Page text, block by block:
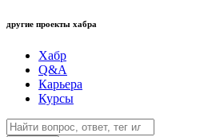
другие проекты хабра
Хабр
Q&A
Карьера
Курсы